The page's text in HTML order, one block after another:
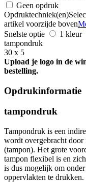
Geen opdruk
Opdruktechniek(en)
artikel voorzijde boven
Snelste optie
1 kleur
tampondruk
30 x 5
Upload je logo in de
bestelling.
Opdrukinformatie
tampondruk
Tampondruk is een
wordt overgebracht door
(tampon). Het grote
tampon flexibel is en
is dus mogelijk om
oppervlakten te drukken.